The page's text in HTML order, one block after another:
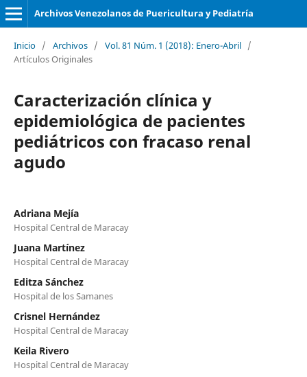
Archivos Venezolanos de Puericultura y Pediatría
Inicio / Archivos / Vol. 81 Núm. 1 (2018): Enero-Abril /
Artículos Originales
Caracterización clínica y
epidemiológica de pacientes
pediátricos con fracaso renal
agudo
Adriana Mejía
Hospital Central de Maracay
Juana Martínez
Hospital Central de Maracay
Editza Sánchez
Hospital de los Samanes
Crisnel Hernández
Hospital Central de Maracay
Keila Rivero
Hospital Central de Maracay